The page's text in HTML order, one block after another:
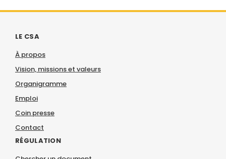
LE CSA
À propos
Vision, missions et valeurs
Organigramme
Emploi
Coin presse
Contact
RÉGULATION